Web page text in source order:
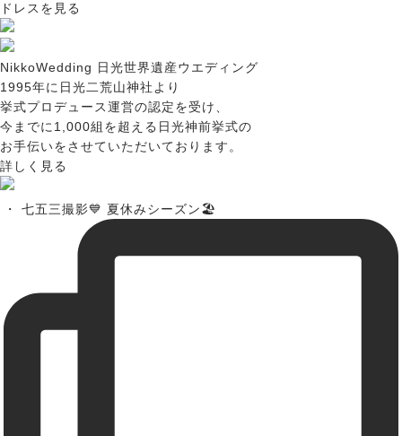
ドレスを見る
NikkoWedding 日光世界遺産ウエディング
1995年に日光二荒山神社より
挙式プロデュース運営の認定を受け、
今までに1,000組を超える日光神前挙式の
お手伝いをさせていただいております。
詳しく見る
・ 七五三撮影💙 夏休みシーズン🏖